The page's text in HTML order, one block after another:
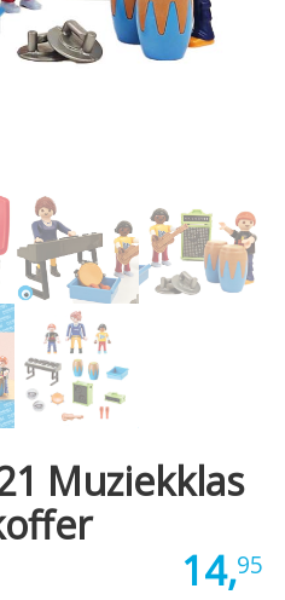
Muziekklas
14,95